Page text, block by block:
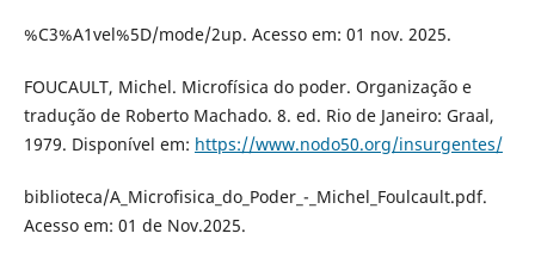
%C3%A1vel%5D/mode/2up. Acesso em: 01 nov. 2025.
FOUCAULT, Michel. Microfísica do poder. Organização e
tradução de Roberto Machado. 8. ed. Rio de Janeiro: Graal,
1979. Disponível em: https://www.nodo50.org/insurgentes/
biblioteca/A_Microfisica_do_Poder_-_Michel_Foulcault.pdf.
Acesso em: 01 de Nov.2025.